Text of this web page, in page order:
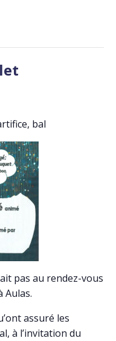
bal
pas au rendez-vous
Aulas.
assuré les
à l’invitation du